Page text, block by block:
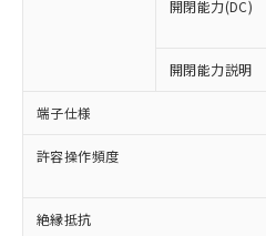
開閉能力(DC)
開閉能力説明
端子仕様
許容操作頻度
絶縁抵抗
以下の条件をお読みい
商品の当社在庫
(税抜)を提供させ
当社制御機器事
対応予定なし：EU
非含有に非対応の商品
調査・確認中：EU
非含有の対応状況を調
商品です。
非該当品：ライセンス
害物質有無と関係のな
「○」：最大均質材料
「×」：最大均質材料